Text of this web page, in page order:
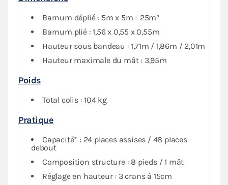
Barnum déplié : 5m x 5m - 25m²
Barnum plié : 1,56 x 0,55 x 0,55m
Hauteur sous bandeau : 1,71m / 1,86m / 2,01m
Hauteur maximale du mât : 3,95m
Poids
Total colis : 104 kg
Pratique
Capacité* : 24 places assises / 48 places
debout
Composition structure : 8 pieds / 1 mât
Réglage en hauteur : 3 crans à 15cm